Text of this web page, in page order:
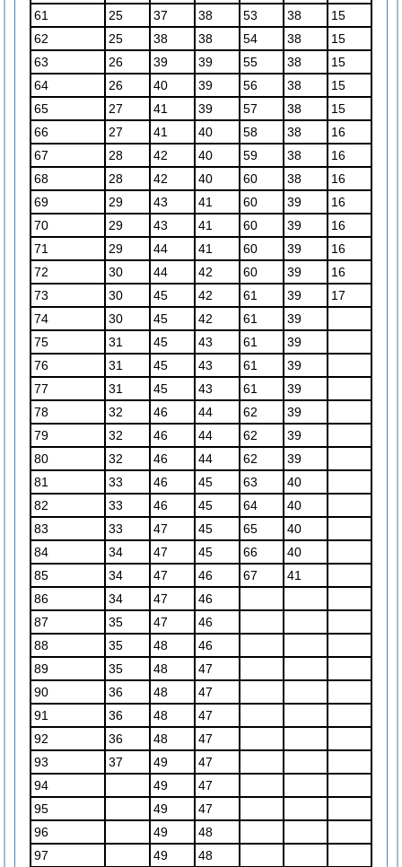
61
25 37 38 53 38
15
62
25 38 38 54 38
15
63
26 39 39 55 38
15
64
26 40 39 56 38
15
65
27 41 39 57 38
15
66
27 41 40 58 38
16
67
28 42 40 59 38
16
68
28 42 40 60 38
16
69
29 43 41 60 39
16
70
29 43 41 60 39
16
71
29 44 41 60 39
16
72
30 44 42 60 39
16
73
30 45 42 61 39
17
74
30 45 42 61
39
75
31 45 43 61
39
76
31 45 43 61
39
77
31 45 43 61
39
78
32 46 44 62
39
79
32 46 44 62
39
80
32 46 44 62
39
81
33 46 45 63
40
82
33 46 45 64
40
83
33 47 45 65
40
84
34 47 45 66
40
85
34 47 46 67
41
86
34 47
46
87
35 47
46
88
35 48
46
89
35 48
47
90
36 48
47
91
36 48
47
92
36 48
47
93
37 49
47
94
49
47
95
49
47
96
49
48
97
49
48